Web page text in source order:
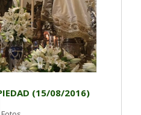
(15/08/2016)